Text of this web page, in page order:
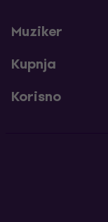
Muziker
Kupnja
Korisno